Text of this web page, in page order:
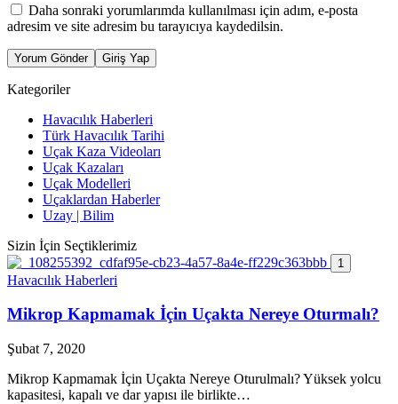
Daha sonraki yorumlarımda kullanılması için adım, e-posta
adresim ve site adresim bu tarayıcıya kaydedilsin.
Yorum Gönder Giriş Yap
Kategoriler
Havacılık Haberleri
Türk Havacılık Tarihi
Uçak Kaza Videoları
Uçak Kazaları
Uçak Modelleri
Uçaklardan Haberler
Uzay | Bilim
Sizin İçin Seçtiklerimiz
1
Havacılık Haberleri
Mikrop Kapmamak İçin Uçakta Nereye Oturmalı?
Şubat 7, 2020
Mikrop Kapmamak İçin Uçakta Nereye Oturulmalı? Yüksek yolcu
kapasitesi, kapalı ve dar yapısı ile birlikte…